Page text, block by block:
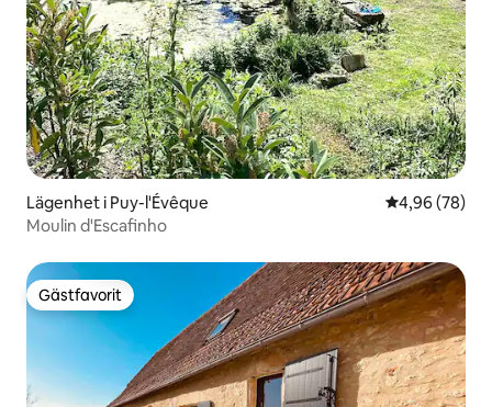
Lägenhet i Puy-l'Évêque 4,96 av 5 i
4,96 (78)
Moulin d'Escafinho
Gästfavorit
Gästfavorit